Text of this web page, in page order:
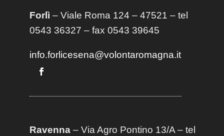
Forlì – Viale Roma 124 – 47521 – tel
0543 36327 – fax 0543 39645
info.forlicesena@volontaromagna.it
Ravenna– Via Agro Pontino 13/A– tel